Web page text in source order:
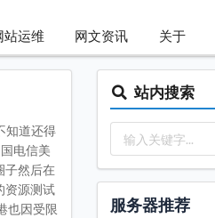
站运维 网文资讯 关于
知道还得
电信美
子然后在
资源测试
也因受限
站内搜索
服务器推荐